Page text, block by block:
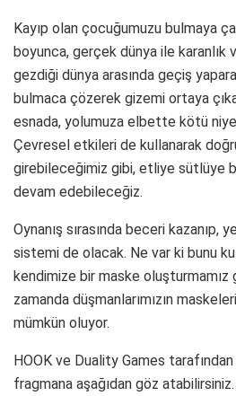
Kayıp olan çocuğumuzu bulmaya
boyunca, gerçek dünya ile
gezdiği dünya arasında geçiş
bulmaca çözerek gizemi ortaya
esnada, yolumuza elbette kötü
Çevresel etkileri de kullanarak
girebileceğimiz gibi, etliye sütlüye
devam edebileceğiz.
Oynanış sırasında beceri kazanıp,
sistemi de olacak. Ne var ki bunu
kendimize bir maske oluşturmamız
zamanda düşmanlarımızın
mümkün oluyor.
HOOK ve Duality Games tarafından
fragmana aşağıdan göz atabilirsiniz.